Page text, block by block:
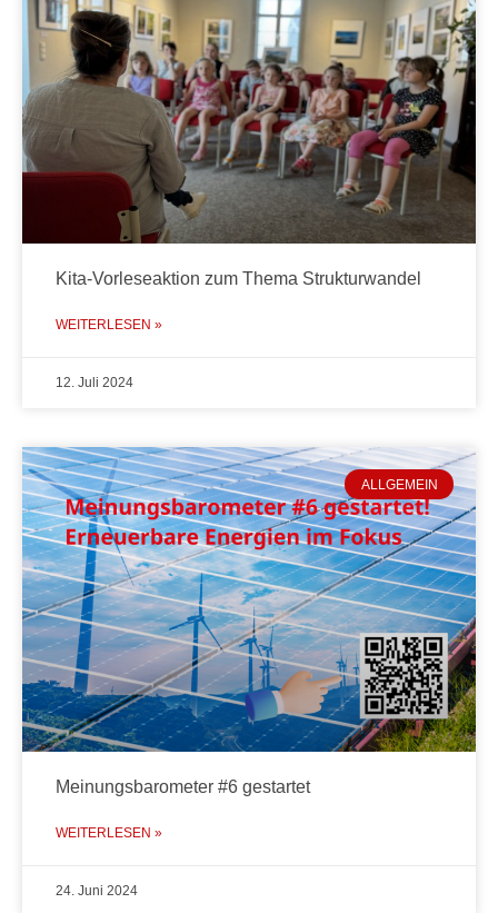
Kita-Vorleseaktion zum Thema Strukturwandel
WEITERLESEN »
12. Juli 2024
ALLGEMEIN
Meinungsbarometer #6 gestartet
WEITERLESEN »
24. Juni 2024